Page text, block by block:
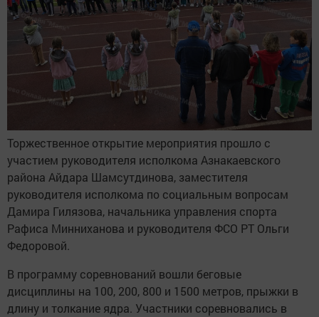
Торжественное открытие мероприятия прошло с
участием руководителя исполкома Азнакаевского
района Айдара Шамсутдинова, заместителя
руководителя исполкома по социальным вопросам
Дамира Гилязова, начальника управления спорта
Рафиса Минниханова и руководителя ФСО РТ Ольги
Федоровой.
В программу соревнований вошли беговые
дисциплины на 100, 200, 800 и 1500 метров, прыжки в
длину и толкание ядра. Участники соревновались в